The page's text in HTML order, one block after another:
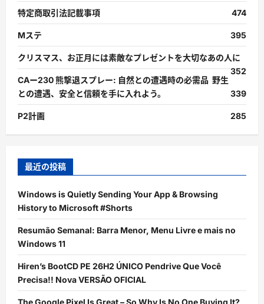
特定商取引法記載事項 474
Mステ 395
クリスマス、お正月には素敵なプレゼントを大切なあの人に
352
CAー230 熊撃退スプレー: 自然との遭遇時の必需品 野生
との遭遇、安全と信頼を手に入れよう。
339
P2計画 285
最近の投稿
Windows is Quietly Sending Your App & Browsing
History to Microsoft #Shorts
Resumão Semanal: Barra Menor, Menu Livre e mais no
Windows 11
Hiren’s BootCD PE 26H2 ÚNICO Pendrive Que Você
Precisa!! Nova VERSÃO OFICIAL
The Google Pixel Is Great – So Why Is No One Buying It?